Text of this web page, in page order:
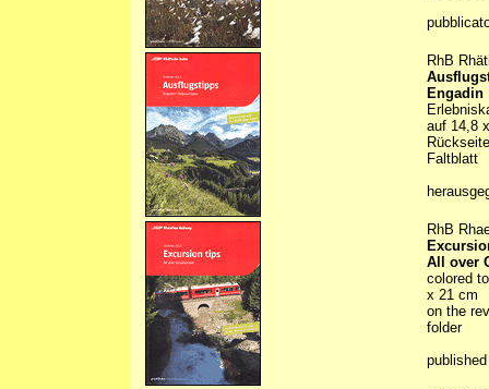
RhB
Engadin
auf 14,8
Faltblatt
RhB
All over
colored
x 21 cm
on the
folder